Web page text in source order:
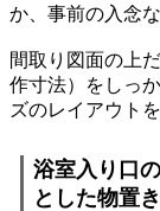
か、事前の入念
間取り図面の上
作寸法）をしっ
ズのレイアウト
浴室入り口
とした物置